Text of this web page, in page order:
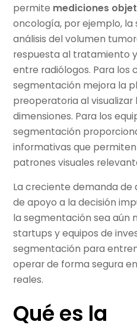
permite mediciones
oncología, por ejemplo,
análisis del volumen
respuesta al tratamiento
entre radiólogos. Para los
segmentación mejora la
preoperatoria al
dimensiones. Para los
segmentación
informativas que
patrones visuales
La creciente demanda de
de apoyo a la decisión
la segmentación sea aún
startups y equipos de
segmentación para
operar de forma segura
reales.
Qué es la